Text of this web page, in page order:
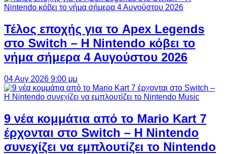
Τέλος εποχής για το Apex Legends
στο Switch – Η Nintendo κόβει το
νήμα σήμερα 4 Αυγούστου 2026
04 Αυγ 2026 9:00 μμ
9 νέα κομμάτια από το Mario Kart 7
έρχονται στο Switch – Η Nintendo
συνεχίζει να εμπλουτίζει το Nintendo